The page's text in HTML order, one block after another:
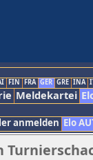
FIN FRA GER GRE INA
Meldekartei
anmelden Elo